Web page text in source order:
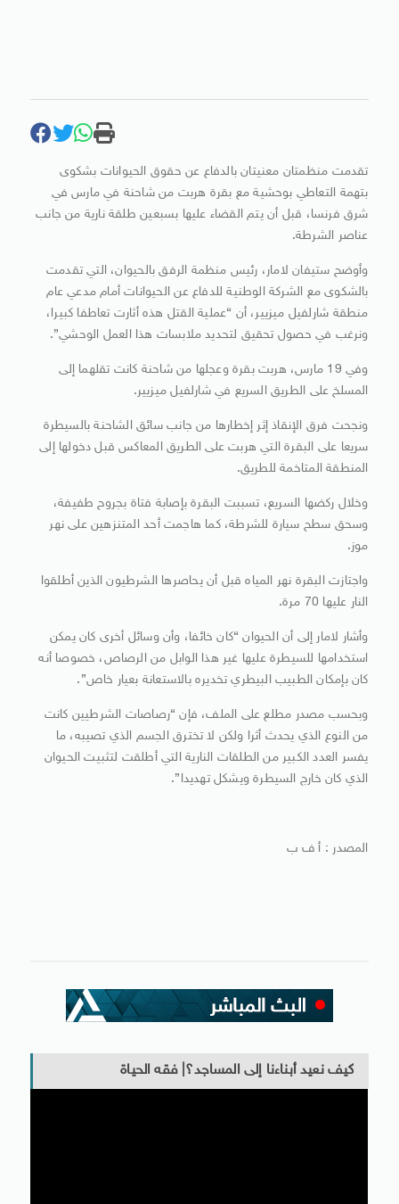
تقدمت منظمتان معنيتان بالدفاع عن حقوق الحيوانات بشكوى
بتهمة التعاطي بوحشية مع بقرة هربت من شاحنة في مارس في
شرق فرنسا، قبل أن يتم القضاء عليها بسبعين طلقة نارية من جانب
عناصر الشرطة.
وأوضح ستيفان لامار، رئيس منظمة الرفق بالحيوان، التي تقدمت
بالشكوى مع الشركة الوطنية للدفاع عن الحيوانات أمام مدعي عام
منطقة شارلفيل ميزيير، أن “عملية القتل هذه أثارت تعاطفا كبيرا،
ونرغب في حصول تحقيق لتحديد ملابسات هذا العمل الوحشي”.
وفي 19 مارس، هربت بقرة وعجلها من شاحنة كانت تقلهما إلى
المسلخ على الطريق السريع في شارلفيل ميزيير.
ونجحت فرق الإنقاذ إثر إخطارها من جانب سائق الشاحنة بالسيطرة
سريعا على البقرة التي هربت على الطريق المعاكس قبل دخولها إلى
المنطقة المتاخمة للطريق.
وخلال ركضها السريع، تسببت البقرة بإصابة فتاة بجروح طفيفة،
وسحق سطح سيارة للشرطة، كما هاجمت أحد المتنزهين على نهر
موز.
واجتازت البقرة نهر المياه قبل أن يحاصرها الشرطيون الذين أطلقوا
النار عليها 70 مرة.
وأشار لامار إلى أن الحيوان “كان خائفا، وأن وسائل أخرى كان يمكن
استخدامها للسيطرة عليها غير هذا الوابل من الرصاص، خصوصا أنه
كان بإمكان الطبيب البيطري تخديره بالاستعانة بعيار خاص”.
وبحسب مصدر مطلع على الملف، فإن “رصاصات الشرطيين كانت
من النوع الذي يحدث أثرا ولكن لا تخترق الجسم الذي تصيبه، ما
يفسر العدد الكبير من الطلقات النارية التي أطلقت لتثبيت الحيوان
الذي كان خارج السيطرة ويشكل تهديدا”.
المصدر : أ ف ب
كيف نعيد أبناءنا إلى المساجد؟| فقه الحياة